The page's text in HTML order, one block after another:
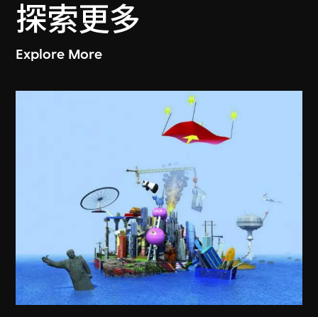
探索更多
Explore More